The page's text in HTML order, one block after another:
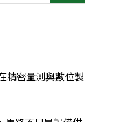
精密量測與數位製